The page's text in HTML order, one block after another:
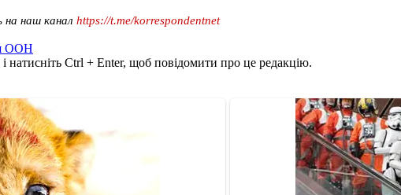
на наш канал https://t.me/korrespondentnet
ООН
натисніть Ctrl + Enter, щоб повідомити про це редакцію.